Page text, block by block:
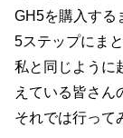
GH5を購入する
5ステップにま
私と同じように
えている皆さん
それでは行って